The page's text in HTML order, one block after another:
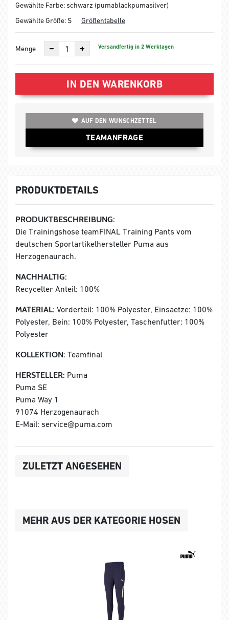
Gewählte Farbe: schwarz (pumablackpumasilver)
Gewählte Größe:S Größentabelle
Menge Versandfertig in 2 Werktagen
IN DEN WARENKORB
AUF DEN WUNSCHZETTEL
TEAMANFRAGE
PRODUKTDETAILS
PRODUKTBESCHREIBUNG:
Die Trainingshose teamFINAL Training Pants vom
deutschen Sportartikelhersteller Puma aus
Herzogenaurach.
NACHHALTIG:
Recycelter Anteil: 100%
MATERIAL: Vorderteil: 100% Polyester, Einsaetze: 100%
Polyester, Bein: 100% Polyester, Taschenfutter: 100%
Polyester
KOLLEKTION: Teamfinal
HERSTELLER: Puma
Puma SE
Puma Way 1
91074 Herzogenaurach
E-Mail: service@puma.com
ZULETZT ANGESEHEN
MEHR AUS DER KATEGORIE HOSEN